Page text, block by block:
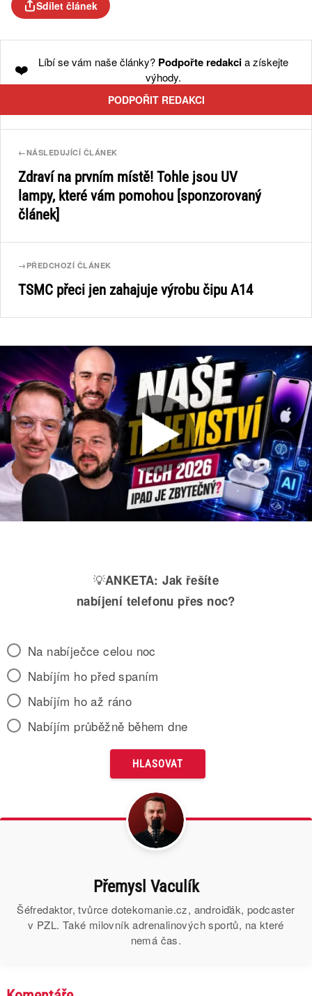
Sdílet článek
❤️ Líbí se vám naše články? Podpořte redakcia získejte
výhody.
PODPOŘIT REDAKCI
←NÁSLEDUJÍCÍ ČLÁNEK
Zdraví na prvním místě! Tohle jsou UV
lampy, které vám pomohou [sponzorovaný
článek]
→ PŘEDCHOZÍ ČLÁNEK
TSMC přeci jen zahajuje výrobu čipu A14
💡ANKETA: Jak řešíte
nabíjení telefonu přes noc?
Na nabíječce celou noc
Nabíjím ho před spaním
Nabíjím ho až ráno
Nabíjím průběžně během dne
Přemysl Vaculík
Šéfredaktor, tvůrce dotekomanie.cz, androiďák, podcaster
v PZL. Také milovník adrenalinových sportů, na které
nemá čas.